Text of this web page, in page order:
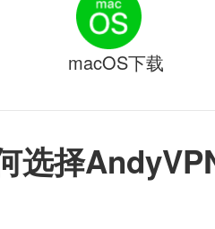
选择
macOS下载